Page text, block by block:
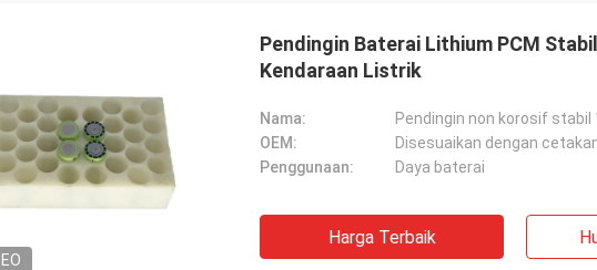
Pendingin Baterai Lithium PCM
Kendaraan Listrik
Nama:
Pendingin non korosif
OEM:
Disesuaikan dengan
Penggunaan:
Daya baterai
Harga Terbaik